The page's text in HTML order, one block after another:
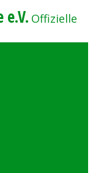
Offizielle